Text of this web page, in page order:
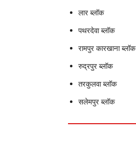
लार ब्लॉक
पथरदेवा ब्लॉक
रामपुर कारखाना ब्लॉक
रुद्रपुर ब्लॉक
तरकुलवा ब्लॉक
सलेमपुर ब्लॉक